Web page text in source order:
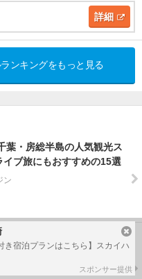
詳細
ンキングをもっと見る
葉・房総半島の人気観光ス
イブ旅にもおすすめの15選
ン
い！子連れ・赤ちゃん連れ
ディズニー周辺ホテル9選
き宿泊プランはこちら】スカイハ
スポンサー提供